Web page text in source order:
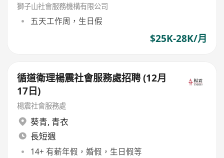
獅子山社會服務機構有限公司
五天工作周，生日假
$25K-28K/月
循道衛理楊震社會服務處招聘 (12月
17日)
楊震社會服務處
葵青, 青衣
長短週
14+ 有薪年假，婚假，生日假等